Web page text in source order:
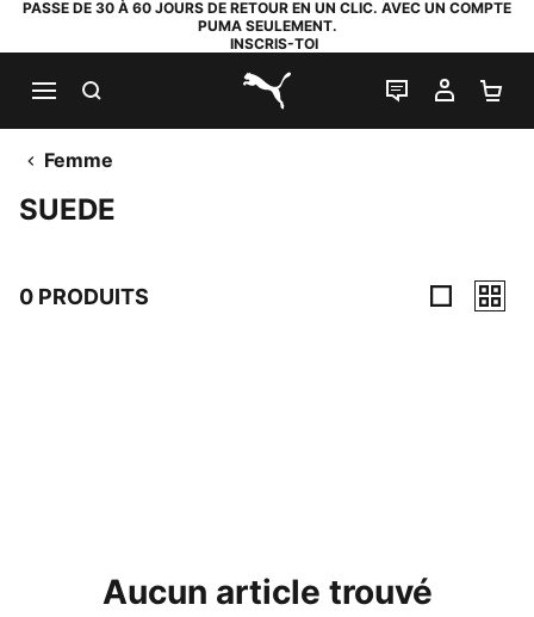
PASSE DE 30 À 60 JOURS DE RETOUR EN UN CLIC. AVEC UN COMPTE
PUMA SEULEMENT.
INSCRIS-TOI
PUMA.com
LIVE CHAT
MON
Femme
SUEDE
0 PRODUITS
Aucun article trouvé